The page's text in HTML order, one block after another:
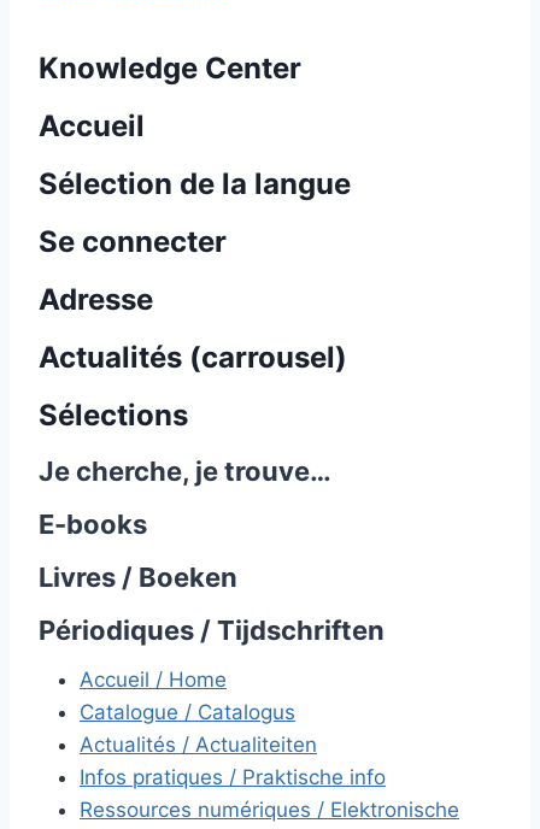
Knowledge Center
Accueil
Sélection de la langue
Se connecter
Adresse
Actualités (carrousel)
Sélections
Je cherche, je trouve…
E-books
Livres / Boeken
Périodiques / Tijdschriften
Accueil / Home
Catalogue / Catalogus
Actualités / Actualiteiten
Infos pratiques / Praktische info
Ressources numériques / Elektronische